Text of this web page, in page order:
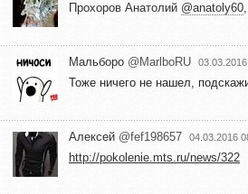
Прохоров Анатолий @anatoly60
Мальборо @MarlboRU
Тоже ничего не нашел,
Алексей @fef198657 04.03.2016
http://pokolenie.mts.ru/news/322